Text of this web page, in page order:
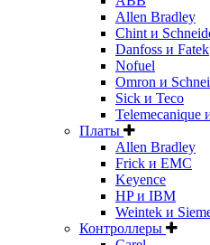
Allen Bradley
Chint и
Danfoss и Fatek
Nofuel
Omron и
Sick и Teco
Telemecanique
Платы
Allen Bradley
Frick и EMC
Keyence
HP и IBM
Weintek и
Контроллеры